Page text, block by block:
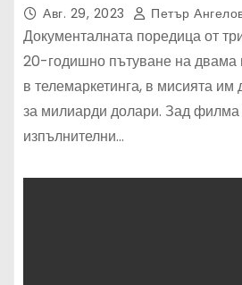
Авг. 29, 2023 Петър
Документалната поредица от
20-годишно пътуване на двама
в телемаркетинга, в мисията им
за милиарди долари. Зад филма
изпълнителни…